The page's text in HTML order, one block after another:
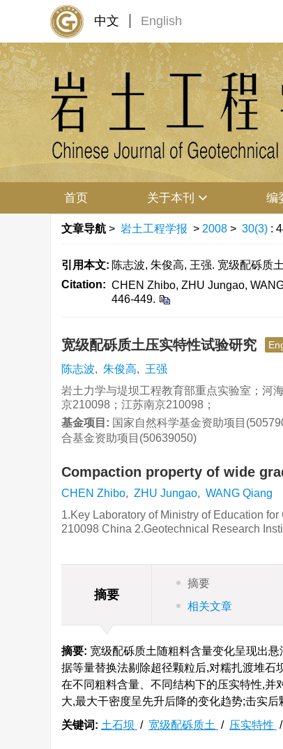
中文 English
首页 关于本刊 编
文章导航 > 岩土工程学报 > 2008 > 30(3) :
引用本文: 陈志波, 朱俊高, 王强. 宽级配砾质
Citation: CHEN Zhibo, ZHU Jungao,
446-449.
宽级配砾质土压实特性试验研究
陈志波, 朱俊高, 王强
岩土力学与堤坝工程教育部重点实验室；河
京210098；江苏南京210098；
基金项目: 国家自然科学基金资助项目
合基金资助项目(50639050)
Compaction property of wide
CHEN Zhibo, ZHU Jungao, WANG Qiang
1.Key Laboratory of Ministry of Education
210098 China 2.Geotechnical Research
摘要
摘要
相关文章
摘要: 宽级配砾质土随粗料含量变化呈现出
据等量替换法剔除超径颗粒后,对糯扎渡堆石
在不同粗料含量、不同结构下的压实特性,并
大,最大干密度呈先升后降的变化趋势;击实后
关键词: 土石坝 / 宽级配砾质土 / 压实特性 /